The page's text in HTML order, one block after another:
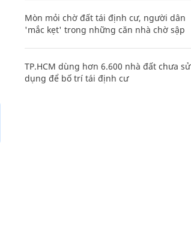
Mòn mỏi chờ đất tái định cư, người dân
'mắc kẹt' trong những căn nhà chờ sập
TP.HCM dùng hơn 6.600 nhà đất chưa sử
dụng để bố trí tái định cư